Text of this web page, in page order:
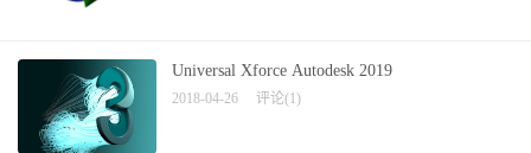
Universal Xforce Autodesk 2019
2018-04-26 评论(1)